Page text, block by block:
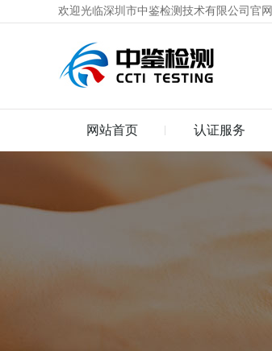
欢迎光临深圳市中鉴检测技术有限公司官网
网站首页 认证服务